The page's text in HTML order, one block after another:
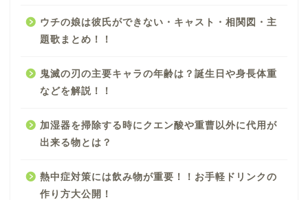
ウチの娘は彼氏ができない・キャスト・相関図・主
題歌まとめ！！
鬼滅の刃の主要キャラの年齢は？誕生日や身長体重
などを解説！！
加湿器を掃除する時にクエン酸や重曹以外に代用が
出来る物とは？
熱中症対策には飲み物が重要！！お手軽ドリンクの
作り方大公開！